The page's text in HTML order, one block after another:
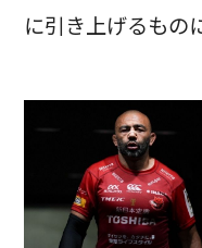
に引き上げるもの